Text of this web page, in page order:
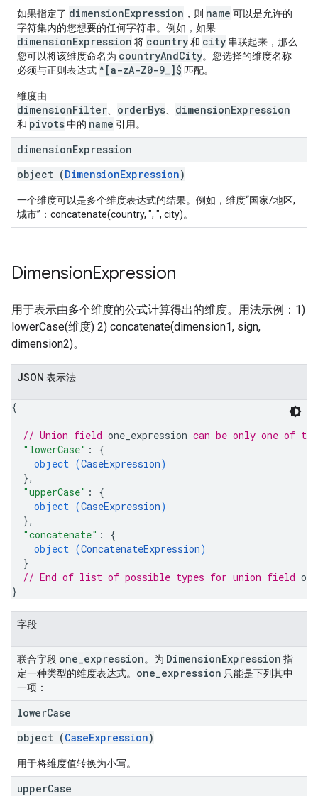
如果指定了 dimensionExpression ，则 name 可以是允许的
字符集内的您想要的任何字符串。例如，如果
dimensionExpression 将 country和 city 串联起来，那么
您可以将该维度命名为 countryAndCity。您选择的维度名称
必须与正则表达式 ^[a-zA-Z0-9_]$ 匹配。
维度由
dimensionFilter orderBys dimensionExpression
和 pivots中的 name 引用。
dimensionExpression
object (DimensionExpression)
一个维度可以是多个维度表达式的结果。例如，维度“国家/地区,
城市”：concatenate(country, ", ", city)。
DimensionExpression
用于表示由多个维度的公式计算得出的维度。用法示例：1)
lowerCase(维度) 2) concatenate(dimension1, sign,
dimension2)。
JSON 表示法
{
// Union field one_expression can be only one of
"lowerCase" : {
object (CaseExpression)
},
"upperCase" : {
object (CaseExpression)
},
"concatenate" : {
object (ConcatenateExpression)
}
// End of list of possible types for union field
}
字段
联合字段 one expression。为 DimensionExpression 指
定一种类型的维度表达式。 one expression 只能是下列其中
一项：
lowerCase
object (CaseExpression)
用于将维度值转换为小写。
upperCase